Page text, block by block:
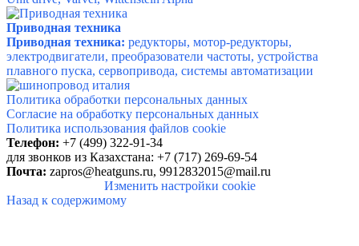
Приводная техника
Приводная техника: редукторы, мотор-редукторы,
электродвигатели, преобразователи частоты, устройства
плавного пуска, сервопривода, системы автоматизации
Политика обработки персональных данных
Согласие на обработку персональных данных
Политика использования файлов cookie
Телефон: +7 (499) 322-91-34
для звонков из Казахстана: +7 (717) 269-69-54
Почта: zapros@heatguns.ru, 9912832015@mail.ru
Изменить настройки cookie
Назад к содержимому